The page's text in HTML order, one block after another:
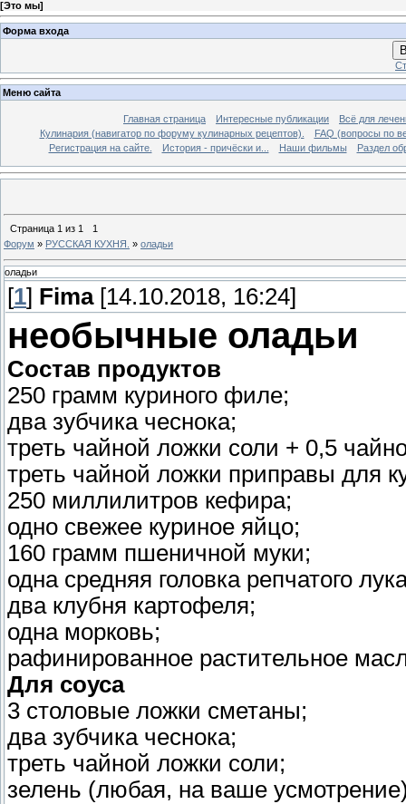
[Это мы]
Форма входа
Меню сайта
Главная страница Интересные публикации
Всё для
Кулинария (навигатор по форуму кулинарных рецептов).
FAQ (вопросы по
Регистрация на сайте.
История - причёски и... Наши фильмы Раздел
Страница 1 из 1
1
Форум » РУССКАЯ КУХНЯ. » оладьи
оладьи
[1] Fima[14.10.2018, 16:24]
необычные оладьи
Состав продуктов
250 грамм куриного филе;
два зубчика чеснока;
треть чайной ложки соли + 0,5
треть чайной ложки приправы для
250 миллилитров кефира;
одно свежее куриное яйцо;
160 грамм пшеничной муки;
одна средняя головка репчатого
два клубня картофеля;
одна морковь;
рафинированное растительное
Для соуса
3 столовые ложки сметаны;
два зубчика чеснока;
треть чайной ложки соли;
зелень (любая, на ваше